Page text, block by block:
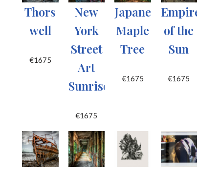
Thors
well
€1675
New
York
Street
Art
Sunrise
€1675
Japanese
Maple
Tree
€1675
Empire
of the
Sun
€1675